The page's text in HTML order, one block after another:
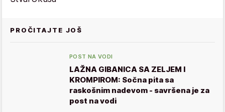
PROČITAJTE JOŠ
POST NA VODI
LAŽNA GIBANICA SA ZELJEM I
KROMPIROM: Sočna pita sa
raskošnim nadevom - savršena je za
post na vodi